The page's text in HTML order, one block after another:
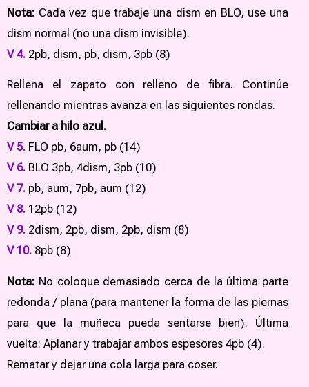
Nota: Cada vez que trabaje una dism en BLO, use una
dism normal (no una dism invisible).
V 4. 2pb, dism, pb, dism, 3pb (8)
Rellena el zapato con relleno de fibra. Continúe
rellenando mientras avanza en las siguientes rondas.
Cambiar a hilo azul.
V 5. FLO pb, 6aum, pb (14)
V 6. BLO 3pb, 4dism, 3pb (10)
V 7. pb, aum, 7pb, aum (12)
V 8. 12pb (12)
V 9. 2dism, 2pb, dism, 2pb, dism (8)
V 10. 8pb (8)
Nota: No coloque demasiado cerca de la última parte
redonda / plana (para mantener la forma de las piernas
para que la muñeca pueda sentarse bien). Última
vuelta: Aplanar y trabajar ambos espesores 4pb (4).
Rematar y dejar una cola larga para coser.